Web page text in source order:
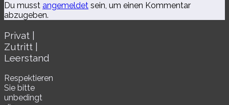
Du musst angemeldet sein, um einen Kommentar
abzugeben.
Privat |
Zutritt |
Leerstand
Respektieren
Sie bitte
unbe­dingt